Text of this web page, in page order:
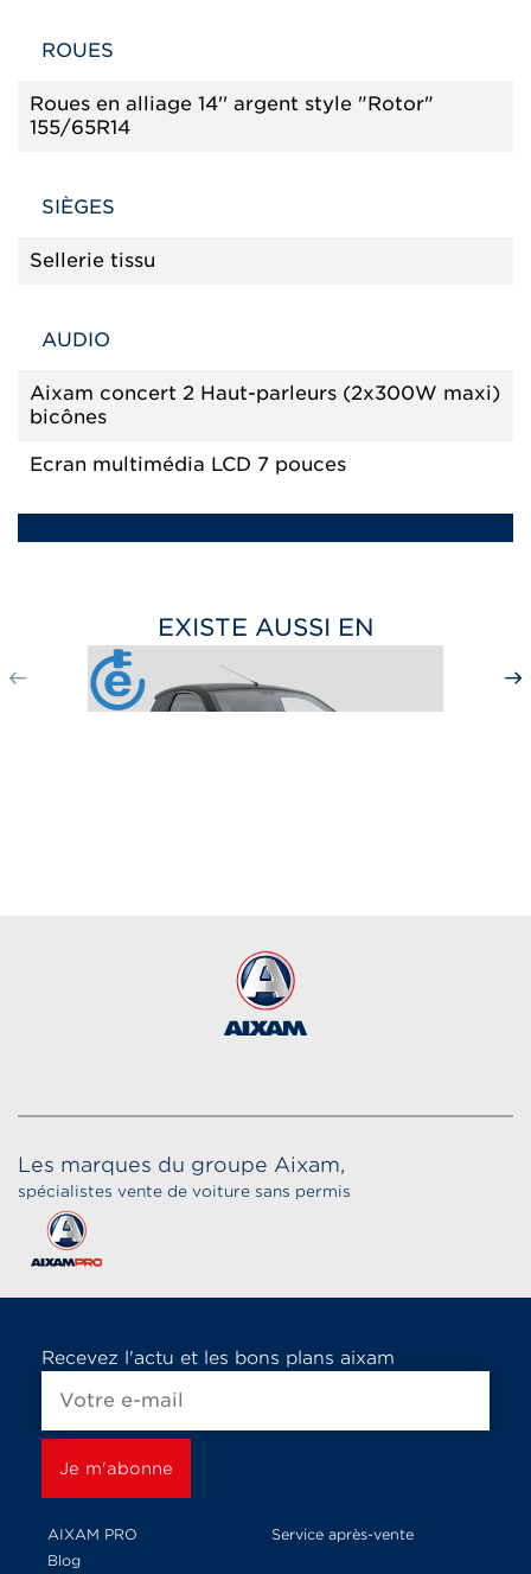
ROUES
Roues en alliage 14'' argent style "Rotor"
155/65R14
SIÈGES
Sellerie tissu
AUDIO
Aixam concert 2 Haut-parleurs (2x300W maxi)
bicônes
Ecran multimédia LCD 7 pouces
EXISTE AUSSI EN
Les marques du groupe Aixam,
spécialistes vente de voiture sans permis
Recevez l'actu et les bons plans aixam
AIXAM PRO
Service après-vente
Blog